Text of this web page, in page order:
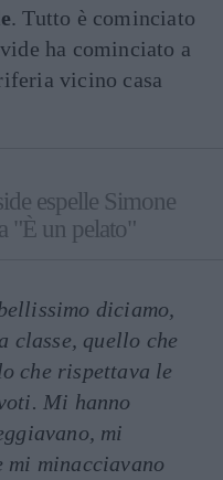
. Tutto è cominciato
ha cominciato a
vicino casa
espelle Simone
"È un pelato"
diciamo,
classe, quello che
che rispettava le
Mi hanno
mi
minacciavano